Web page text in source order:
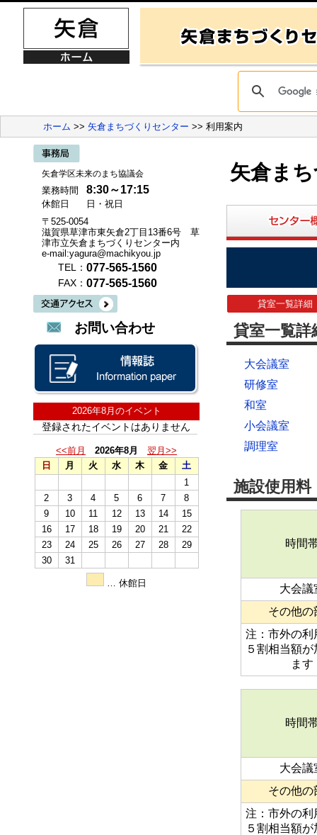
ホーム >> 矢倉まちづくりセンター >> 利用案内
矢倉学区未来のまち協議会
業務時間 8:30～17:15
休館日
日・祝日
〒525-0054
滋賀県草津市東矢倉2丁目13番6号 草
津市立矢倉まちづくりセンター内
e-mail:yagura@machikyou.jp
TEL： 077-565-1560
FAX： 077-565-1560
お問い合わせ
2026年8月のイベント
登録されたイベントはありません
<<前月 2026年8月
翌月>>
日
月 火 水 木 金
土
1
2
3 4 5 6 7
8
9
10 11 12 13 14
15
16
17 18 19 20 21
22
23
24 25 26 27 28
29
30
31
… 休館日
矢倉ま
貸室一覧詳細
貸室一覧詳
大会議室
研修室
和室
小会議室
調理室
施設使用料
時間
大会議
その他の
注：市外の利
５割相当額
ます
時間
大会議
その他の
注：市外の利
５割相当額